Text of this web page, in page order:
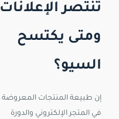
تنتصر الإعلانات
ومتى يكتسح
السيو؟
إن طبيعة المنتجات المعروضة
في المتجر الإلكتروني والدورة